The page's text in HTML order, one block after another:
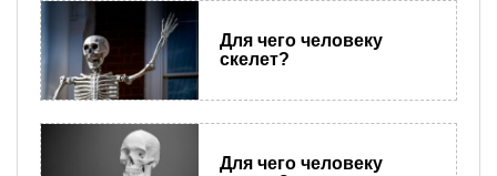
Для чего человеку
скелет?
Для чего человеку